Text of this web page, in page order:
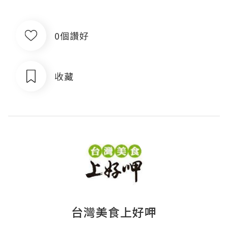
0個讚好
收藏
台灣美食上好呷